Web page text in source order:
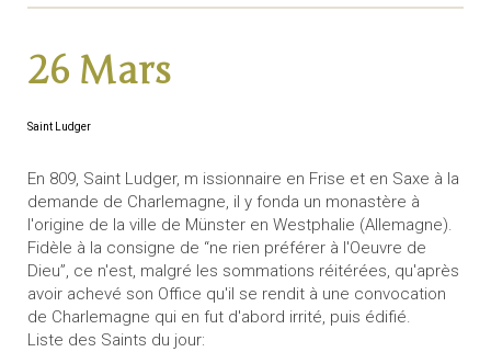
26 Mars
Saint Ludger
En 809, Saint Ludger, m issionnaire en Frise et en Saxe à la
demande de Charlemagne, il y fonda un monastère à
l'origine de la ville de Münster en Westphalie (Allemagne).
Fidèle à la consigne de “ne rien préférer à l'Oeuvre de
Dieu”, ce n'est, malgré les sommations réitérées, qu'après
avoir achevé son Office qu'il se rendit à une convocation
de Charlemagne qui en fut d'abord irrité, puis édifié.
Liste des Saints du jour: